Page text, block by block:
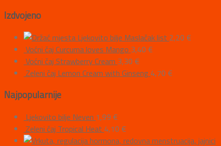
Izdvojeno
Ljekovito bilje Maslačak list 2,20 €
Voćni čaj Curcuma loves Mango 3,40 €
Voćni čaj Strawberry Cream 3,30 €
Zeleni čaj Lemon Cream with Ginseng 4,70 €
Najpopularnije
Ljekovito bilje Neven 1,99 €
Zeleni čaj Tropical Heat 4,10 €